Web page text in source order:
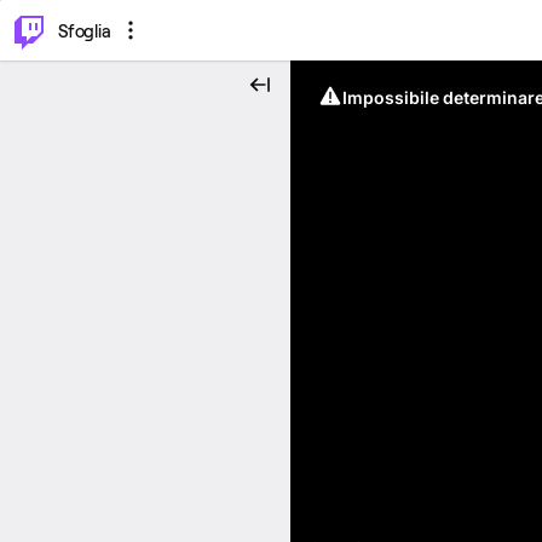
Sfoglia
Impossibile